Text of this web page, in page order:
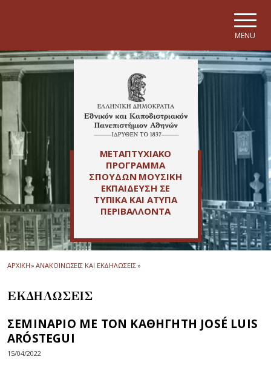
MENU
ΜΕΤΑΠΤΥΧΙΑΚΟ
ΠΡΟΓΡΑΜΜΑ
ΣΠΟΥΔΩΝ ΜΟΥΣΙΚΗ
ΕΚΠΑΙΔΕΥΣΗ ΣΕ
ΤΥΠΙΚΑ ΚΑΙ ΑΤΥΠΑ
ΠΕΡΙΒΑΛΛΟΝΤΑ
ΑΡΧΙΚΗ» ΑΝΑΚΟΙΝΩΣΕΙΣ ΚΑΙ ΕΚΔΗΛΩΣΕΙΣ»
ΕΚΔΗΛΩΣΕΙΣ
ΣΕΜΙΝΑΡΙΟ ΜΕ ΤΟΝ ΚΑΘΗΓΗΤΗ JOSÉ LUIS
ARÓSTEGUI
15/04/2022